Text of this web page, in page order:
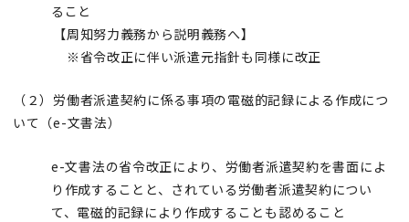
ること
【周知努力義務から説明義務へ】
※省令改正に伴い派遣元指針も同様に改正
（２）労働者派遣契約に係る事項の電磁的記録による作成につ
いて（e-文書法）
e-文書法の省令改正により、労働者派遣契約を書面によ
り作成することと、されている労働者派遣契約につい
て、電磁的記録により作成することも認めること